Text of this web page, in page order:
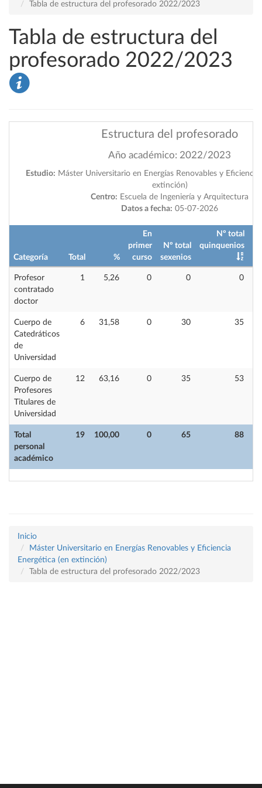
Tabla de estructura del profesorado 2022/2023
Tabla de estructura del
profesorado 2022/2023
Estructura del profesorado
Año académico: 2022/2023
Estudio: Máster Universitario en Energías Renovables y
extinción)
Centro: Escuela de Ingeniería y Arquitectura
Datos a fecha: 05-07-2026
Categoría Total %
En
primer
curso
Nº total
sexenios
Nº total
quinquenios
Total
personal
académico
19 100,00 0 65 88
Profesor
contratado
doctor
1 5,26 0 0 0
Cuerpo de
Catedráticos
de
Universidad
6 31,58 0 30 35
Cuerpo de
Profesores
Titulares de
Universidad
12 63,16 0 35 53
Inicio
Máster Universitario en Energías Renovables y Eficiencia
Energética (en extinción)
Tabla de estructura del profesorado 2022/2023